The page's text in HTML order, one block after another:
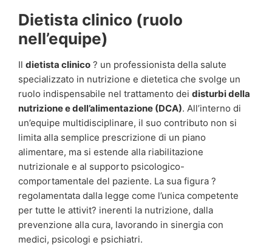
Dietista clinico (ruolo
nell’equipe)
Il dietista clinico ? un professionista della salute
specializzato in nutrizione e dietetica che svolge un
ruolo indispensabile nel trattamento dei disturbi della
nutrizione e dell’alimentazione (DCA). All’interno di
un’equipe multidisciplinare, il suo contributo non si
limita alla semplice prescrizione di un piano
alimentare, ma si estende alla riabilitazione
nutrizionale e al supporto psicologico-
comportamentale del paziente. La sua figura ?
regolamentata dalla legge come l’unica competente
per tutte le attivit? inerenti la nutrizione, dalla
prevenzione alla cura, lavorando in sinergia con
medici, psicologi e psichiatri.